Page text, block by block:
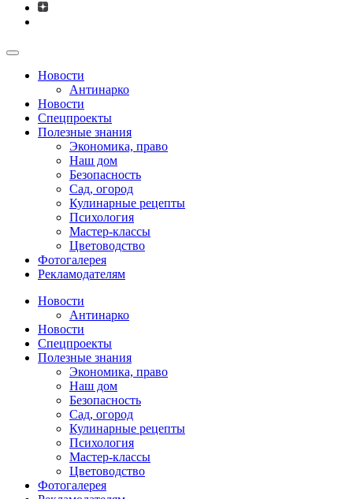
Новости
Антинарко
Новости
Спецпроекты
Полезные знания
Экономика, право
Наш дом
Безопасность
Сад, огород
Кулинарные рецепты
Психология
Мастер-классы
Цветоводство
Фотогалерея
Рекламодателям
Новости
Антинарко
Новости
Спецпроекты
Полезные знания
Экономика, право
Наш дом
Безопасность
Сад, огород
Кулинарные рецепты
Психология
Мастер-классы
Цветоводство
Фотогалерея